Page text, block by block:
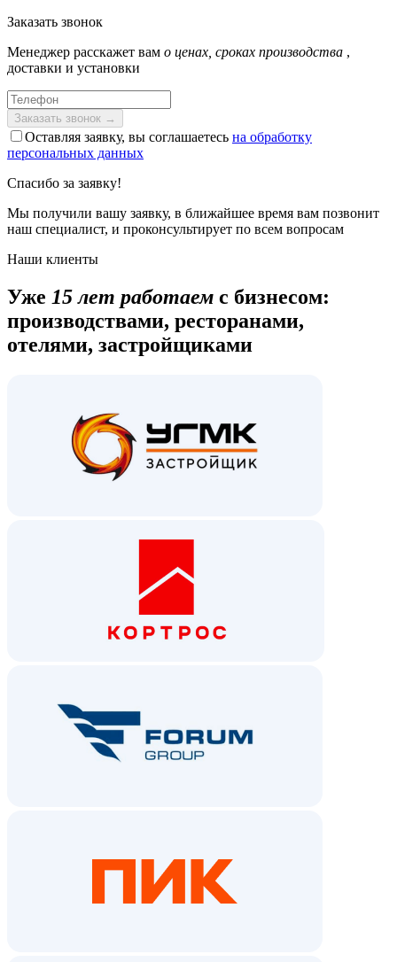
Заказать звонок
Менеджер расскажет вам о ценах, сроках производства ,
доставки и установки
Оставляя заявку, вы соглашаетесь на обработку
персональных данных
Спасибо за заявку!
Мы получили вашу заявку, в ближайшее время вам позвонит
наш специалист, и проконсультирует по всем вопросам
Наши клиенты
Уже 15 лет работаем с бизнесом:
производствами, ресторанами,
отелями, застройщиками